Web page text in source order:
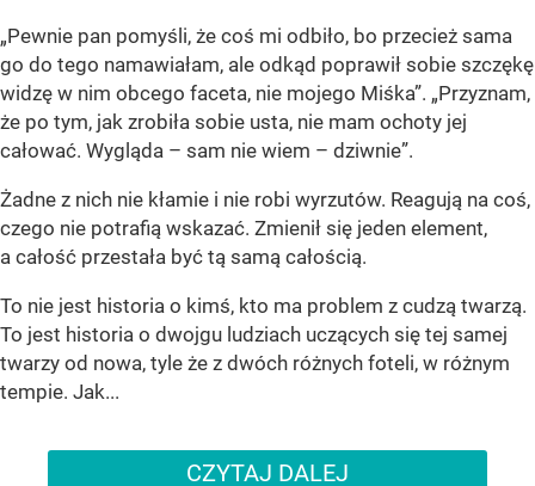
„Pewnie pan pomyśli, że coś mi odbiło, bo przecież sama
go do tego namawiałam, ale odkąd poprawił sobie szczękę
widzę w nim obcego faceta, nie mojego Miśka”. „Przyznam,
że po tym, jak zrobiła sobie usta, nie mam ochoty jej
całować. Wygląda – sam nie wiem – dziwnie”.
Żadne z nich nie kłamie i nie robi wyrzutów. Reagują na coś,
czego nie potrafią wskazać. Zmienił się jeden element,
a całość przestała być tą samą całością.
To nie jest historia o kimś, kto ma problem z cudzą twarzą.
To jest historia o dwojgu ludziach uczących się tej samej
twarzy od nowa, tyle że z dwóch różnych foteli, w różnym
tempie. Jak...
CZYTAJ DALEJ